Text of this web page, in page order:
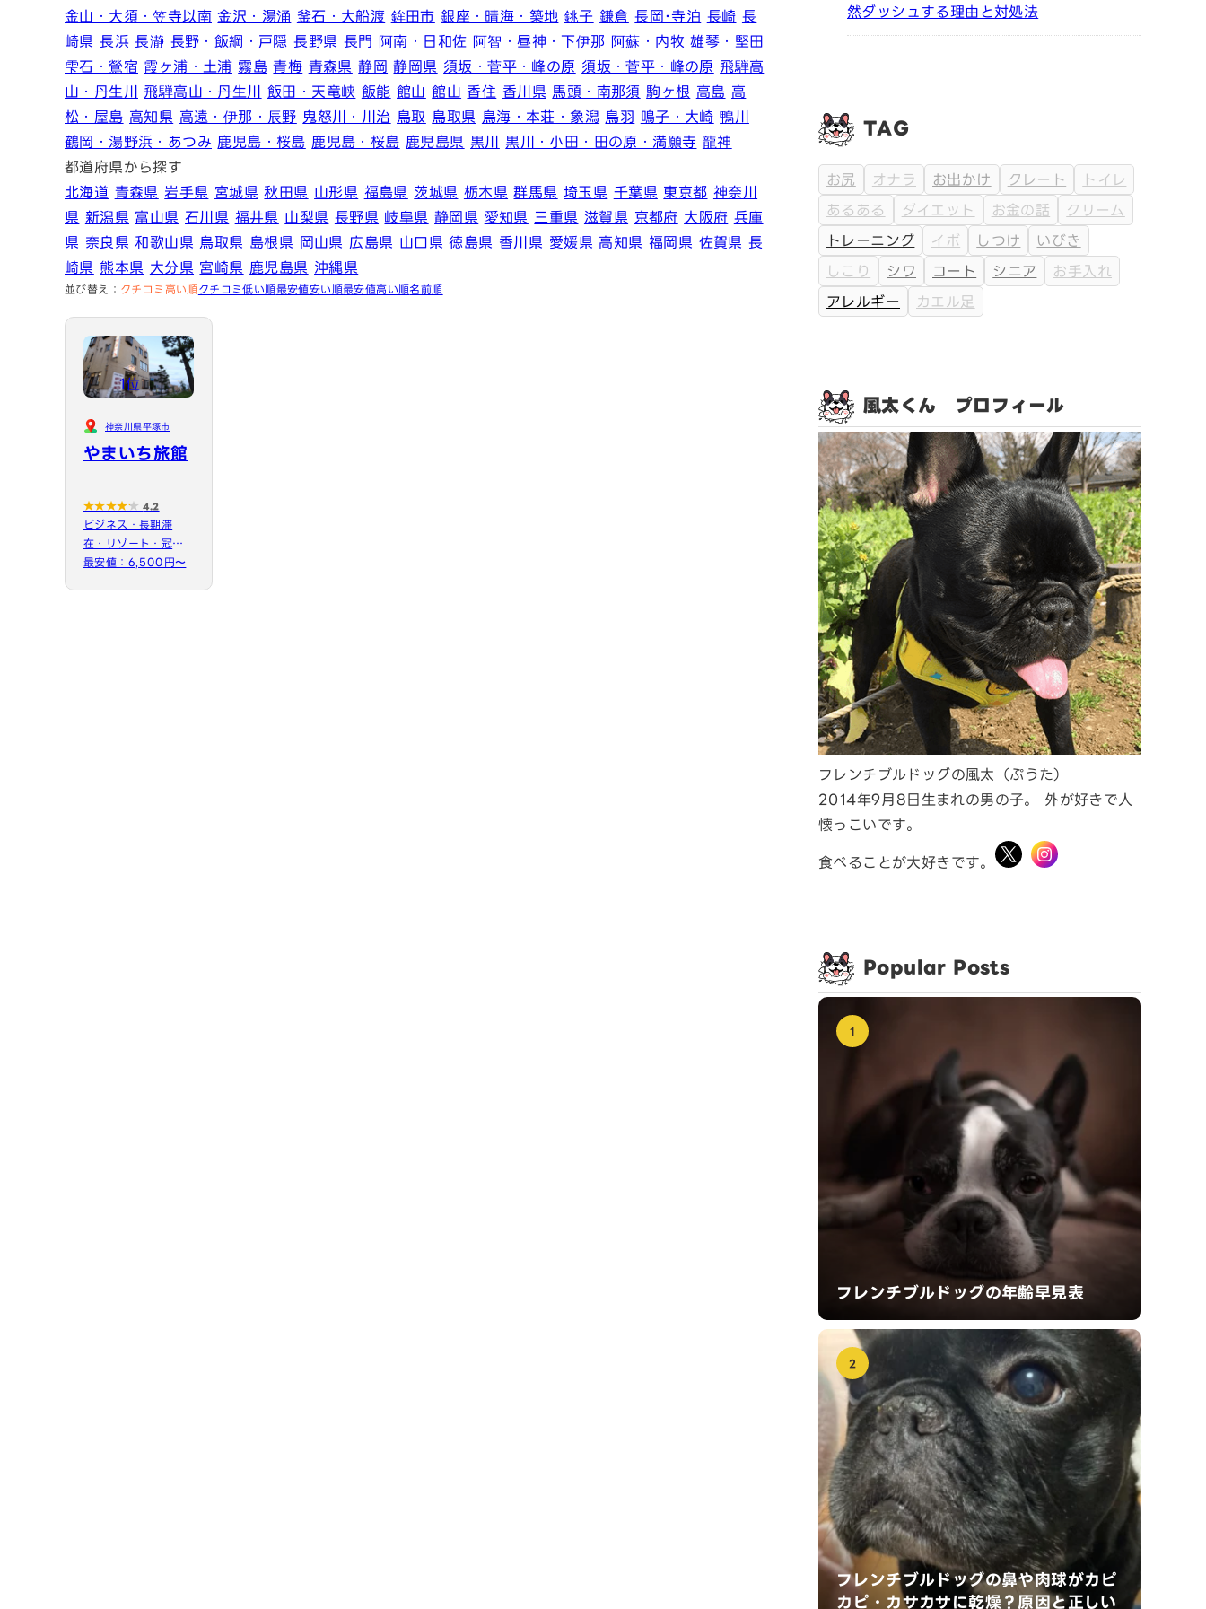
金山・大須・笠寺以南 金沢・湯涌 釜石・大船渡 鉾田市 銀座・晴海・築地 銚子 鎌倉 長岡･寺泊 長崎 長
崎県 長浜 長瀞 長野・飯綱・戸隠 長野県 長門 阿南・日和佐 阿智・昼神・下伊那 阿蘇・内牧 雄琴・堅田
雫石・鶯宿 霞ヶ浦・土浦 霧島 青梅 青森県 静岡 静岡県 須坂・菅平・峰の原 須坂・菅平・峰の原 飛騨高
山・丹生川
飛騨高山・丹生川 飯田・天竜峡 飯能 館山 館山 香住 香川県 馬頭・南那須 駒ヶ根 高島 高
松・屋島 高知県 高遠・伊那・辰野 鬼怒川・川治 鳥取 鳥取県 鳥海・本荘・象潟 鳥羽 鳴子・大崎 鴨川
鶴岡・湯野浜・あつみ 鹿児島・桜島 鹿児島・桜島 鹿児島県 黒川 黒川・小田・田の原・満願寺 龍神
都道府県から探す
北海道 青森県 岩手県 宮城県 秋田県 山形県 福島県 茨城県 栃木県 群馬県 埼玉県 千葉県 東京都 神奈川
県 新潟県 富山県 石川県 福井県 山梨県 長野県 岐阜県 静岡県 愛知県 三重県 滋賀県 京都府 大阪府 兵庫
県 奈良県 和歌山県 鳥取県 島根県 岡山県 広島県 山口県 徳島県 香川県 愛媛県 高知県 福岡県 佐賀県 長
崎県 熊本県 大分県 宮崎県 鹿児島県 沖縄県
並び替え： クチコミ高い順クチコミ低い順最安値安い順最安値高い順名前順
1位
神奈川県平塚市
やまいち旅館
4.2
ビジネス・長期滞
在・リゾート・冠婚
葬祭・団体宿泊に大
最安値：6,500円〜
然ダッシュする理由と対処法
TAG
お尻 オナラ お出かけ クレート
トイレ
あるある
ダイエット お金の話
クリーム
トレーニング
イボ しつけ
いびき
しこり
シワ コート シニア
お手入れ
アレルギー
カエル足
風太くん プロフィール
フレンチブルドッグの風太（ぷうた）
2014年9月8日生まれの男の子。 外が好きで人
懐っこいです。
食べることが大好きです。
Popular Posts
1
フレンチブルドッグの年齢早見表
2
フレンチブルドッグの鼻や肉球がカピ
カピ・カサカサに乾燥？原因と正しい